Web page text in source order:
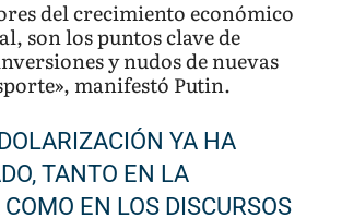
del crecimiento económico
son los puntos clave de
y nudos de nuevas
manifestó Putin.
YA HA
TANTO EN LA
EN LOS DISCURSOS